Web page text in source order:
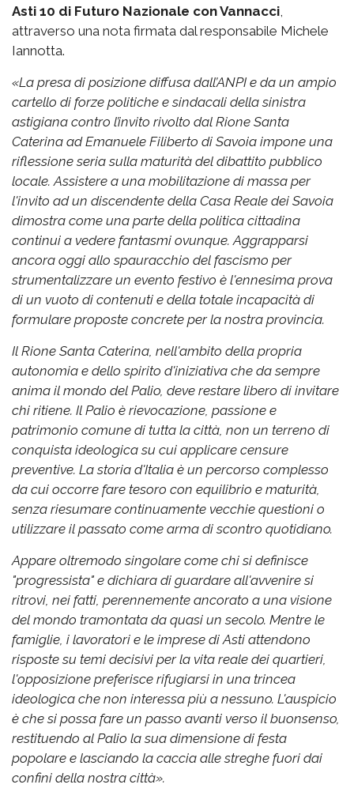
Asti 10 di Futuro Nazionale con Vannacci,
attraverso una nota firmata dal responsabile Michele
Iannotta.
«La presa di posizione diffusa dall’ANPI e da un ampio
cartello di forze politiche e sindacali della sinistra
astigiana contro l’invito rivolto dal Rione Santa
Caterina ad Emanuele Filiberto di Savoia impone una
riflessione seria sulla maturità del dibattito pubblico
locale. Assistere a una mobilitazione di massa per
l'invito ad un discendente della Casa Reale dei Savoia
dimostra come una parte della politica cittadina
continui a vedere fantasmi ovunque. Aggrapparsi
ancora oggi allo spauracchio del fascismo per
strumentalizzare un evento festivo è l'ennesima prova
di un vuoto di contenuti e della totale incapacità di
formulare proposte concrete per la nostra provincia.
Il Rione Santa Caterina, nell'ambito della propria
autonomia e dello spirito d'iniziativa che da sempre
anima il mondo del Palio, deve restare libero di invitare
chi ritiene. Il Palio è rievocazione, passione e
patrimonio comune di tutta la città, non un terreno di
conquista ideologica su cui applicare censure
preventive. La storia d'Italia è un percorso complesso
da cui occorre fare tesoro con equilibrio e maturità,
senza riesumare continuamente vecchie questioni o
utilizzare il passato come arma di scontro quotidiano.
Appare oltremodo singolare come chi si definisce
"progressista" e dichiara di guardare all'avvenire si
ritrovi, nei fatti, perennemente ancorato a una visione
del mondo tramontata da quasi un secolo. Mentre le
famiglie, i lavoratori e le imprese di Asti attendono
risposte su temi decisivi per la vita reale dei quartieri,
l'opposizione preferisce rifugiarsi in una trincea
ideologica che non interessa più a nessuno. L'auspicio
è che si possa fare un passo avanti verso il buonsenso,
restituendo al Palio la sua dimensione di festa
popolare e lasciando la caccia alle streghe fuori dai
confini della nostra città».